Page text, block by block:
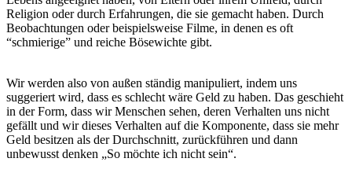
Religion oder durch Erfahrungen, die sie gemacht haben. Durch
Beobachtungen oder beispielsweise Filme, in denen es oft
“schmierige” und reiche Bösewichte gibt.
Wir werden also von außen ständig manipuliert, indem uns
suggeriert wird, dass es schlecht wäre Geld zu haben. Das geschieht
in der Form, dass wir Menschen sehen, deren Verhalten uns nicht
gefällt und wir dieses Verhalten auf die Komponente, dass sie mehr
Geld besitzen als der Durchschnitt, zurückführen und dann
unbewusst denken „So möchte ich nicht sein“.